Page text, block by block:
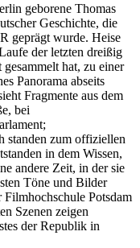
geborene Thomas
Geschichte, die
geprägt wurde. Heise
der letzten dreißig
hat, zu einer
Panorama abseits
Fragmente aus dem
bei
standen zum offiziellen
in dem Wissen,
andere Zeit, in der sie
Töne und Bilder
Filmhochschule Potsdam
Szenen zeigen
der Republik in